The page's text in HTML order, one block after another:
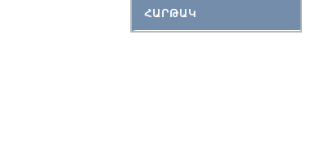
ՀԱՐԹԱԿ